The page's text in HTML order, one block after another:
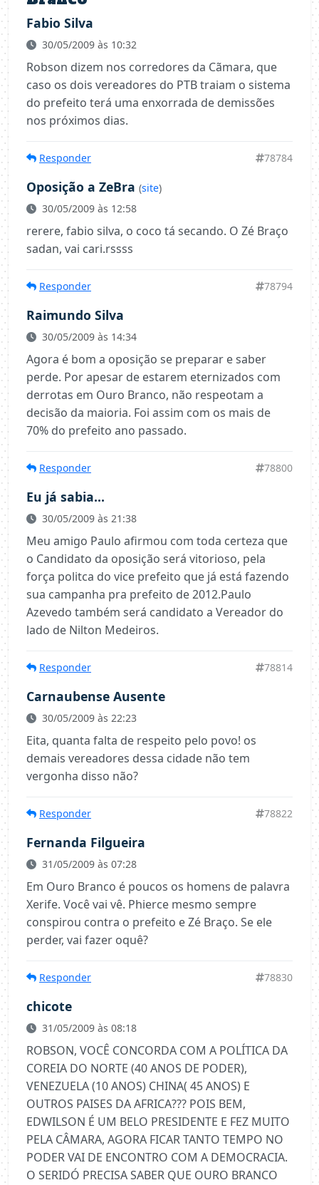
Fabio Silva
30/05/2009 às 10:32
Robson dizem nos corredores da Cãmara, que
caso os dois vereadores do PTB traiam o sistema
do prefeito terá uma enxorrada de demissões
nos próximos dias.
Responder 78784
Oposição a ZeBra (site)
30/05/2009 às 12:58
rerere, fabio silva, o coco tá secando. O Zé Braço
sadan, vai cari.rssss
Responder 78794
Raimundo Silva
30/05/2009 às 14:34
Agora é bom a oposição se preparar e saber
perde. Por apesar de estarem eternizados com
derrotas em Ouro Branco, não respeotam a
decisão da maioria. Foi assim com os mais de
70% do prefeito ano passado.
Responder 78800
Eu já sabia...
30/05/2009 às 21:38
Meu amigo Paulo afirmou com toda certeza que
o Candidato da oposição será vitorioso, pela
força politca do vice prefeito que já está fazendo
sua campanha pra prefeito de 2012.Paulo
Azevedo também será candidato a Vereador do
lado de Nilton Medeiros.
Responder 78814
Carnaubense Ausente
30/05/2009 às 22:23
Eita, quanta falta de respeito pelo povo! os
demais vereadores dessa cidade não tem
vergonha disso não?
Responder 78822
Fernanda Filgueira
31/05/2009 às 07:28
Em Ouro Branco é poucos os homens de palavra
Xerife. Você vai vê. Phierce mesmo sempre
conspirou contra o prefeito e Zé Braço. Se ele
perder, vai fazer oquê?
Responder 78830
chicote
31/05/2009 às 08:18
ROBSON, VOCÊ CONCORDA COM A POLÍTICA DA
COREIA DO NORTE (40 ANOS DE PODER),
VENEZUELA (10 ANOS) CHINA( 45 ANOS) E
OUTROS PAISES DA AFRICA??? POIS BEM,
EDWILSON É UM BELO PRESIDENTE E FEZ MUITO
PELA CÂMARA, AGORA FICAR TANTO TEMPO NO
PODER VAI DE ENCONTRO COM A DEMOCRACIA.
O SERIDÓ PRECISA SABER QUE OURO BRANCO